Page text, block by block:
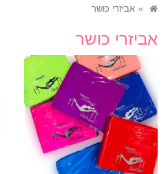
אביזרי כושר
אביזרי כושר